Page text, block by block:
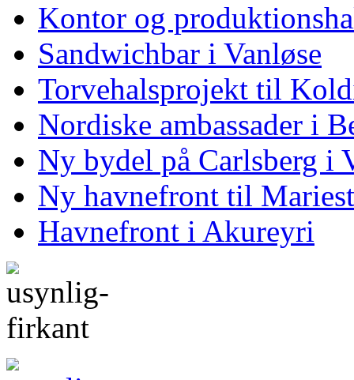
Kontor og
Sandwichbar i Vanløse
Torvehalsprojekt til
Nordiske ambassader i
Ny bydel på Carlsberg i
Ny havnefront til
Havnefront i Akureyri